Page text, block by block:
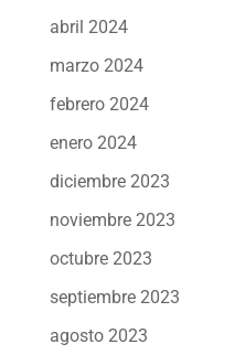
abril 2024
marzo 2024
febrero 2024
enero 2024
diciembre 2023
noviembre 2023
octubre 2023
septiembre 2023
agosto 2023